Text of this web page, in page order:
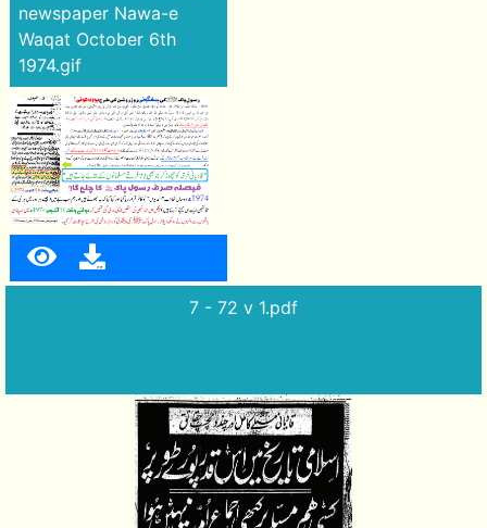
newspaper Nawa-e
Waqat October 6th
1974.gif
7 - 72 v 1.pdf